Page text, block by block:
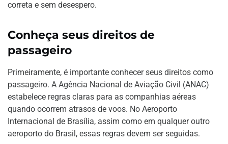
correta e sem desespero.
Conheça seus direitos de
passageiro
Primeiramente, é importante conhecer seus direitos como
passageiro. A Agência Nacional de Aviação Civil (ANAC)
estabelece regras claras para as companhias aéreas
quando ocorrem atrasos de voos. No Aeroporto
Internacional de Brasília, assim como em qualquer outro
aeroporto do Brasil, essas regras devem ser seguidas.